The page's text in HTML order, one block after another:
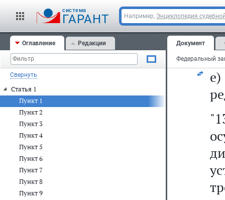
cистема
ГАРАНТ Например, Энциклопедия
Оглавление Редакции
Свернуть
Статья 1
Пункт 1
Пункт 2
Пункт 3
Пункт 4
Пункт 5
Пункт 6
Пункт 7
Пункт 8
Пункт 9
Документ